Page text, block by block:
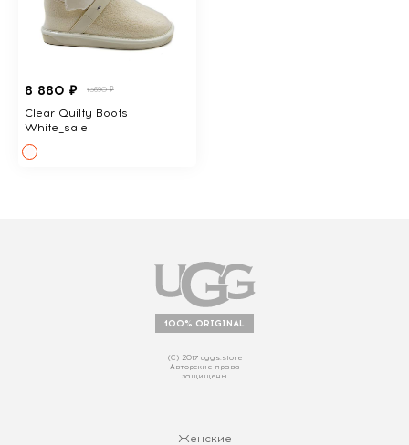
8 880 ₽ 13690 ₽
Clear Quilty Boots
White_sale
100% ORIGINAL
(С) 2017 uggs.store
Авторские права
защищены
Женские